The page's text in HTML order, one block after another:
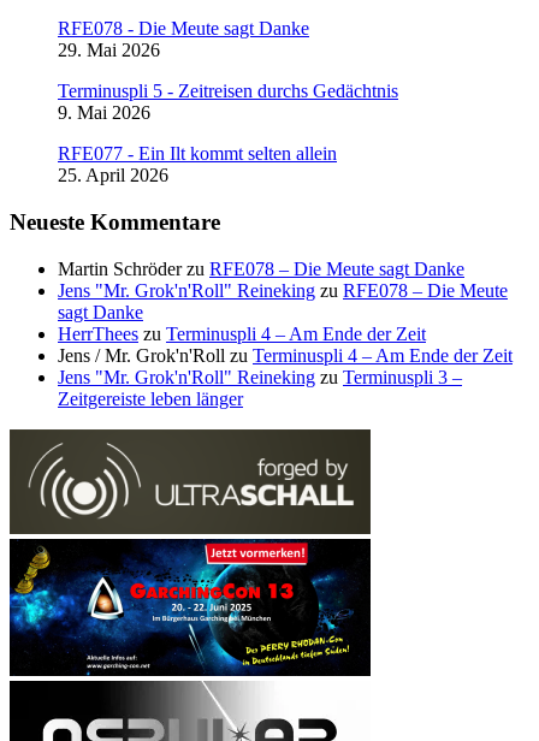
RFE078 - Die Meute sagt Danke
29. Mai 2026
Terminuspli 5 - Zeitreisen durchs Gedächtnis
9. Mai 2026
RFE077 - Ein Ilt kommt selten allein
25. April 2026
Neueste Kommentare
Martin Schröderzu RFE078 – Die Meute sagt Danke
Jens "Mr. Grok'n'Roll" Reineking zu RFE078 – Die Meute
sagt Danke
HerrThees zu Terminuspli 4 – Am Ende der Zeit
Jens / Mr. Grok'n'Roll zu Terminuspli 4 – Am Ende der Zeit
Jens "Mr. Grok'n'Roll" Reineking zu Terminuspli 3 –
Zeitgereiste leben länger